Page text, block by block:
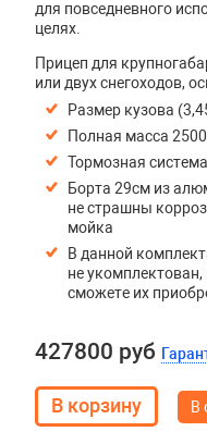
для повседневного
целях.
Прицеп для
или двух снегоходов,
Размер кузова
Полная масса
Тормозная система
Борта 29см из
не страшны
мойка
В данной
не укомплектован,
сможете их
427800 руб
В